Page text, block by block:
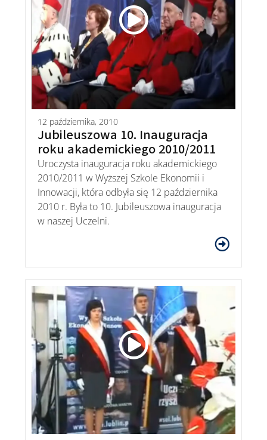
12 października, 2010
Jubileuszowa 10. Inauguracja
roku akademickiego 2010/2011
Uroczysta inauguracja roku akademickiego
2010/2011 w Wyższej Szkole Ekonomii i
Innowacji, która odbyła się 12 października
2010 r. Była to 10. Jubileuszowa inauguracja
w naszej Uczelni.